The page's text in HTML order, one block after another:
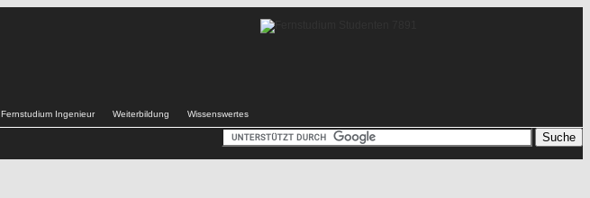
Fernstudium Ingenieur Weiterbildung Wissenswertes